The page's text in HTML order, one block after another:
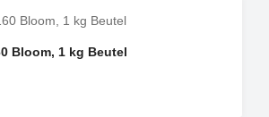
Bloom, 1 kg Beutel